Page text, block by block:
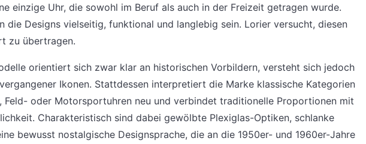
einzige Uhr, die sowohl im Beruf als auch in der Freizeit getragen wurde.
die Designs vielseitig, funktional und langlebig sein. Lorier versucht, diesen
zu übertragen.
orientiert sich zwar klar an historischen Vorbildern, versteht sich jedoch
Ikonen. Stattdessen interpretiert die Marke klassische Kategorien
Feld- oder Motorsportuhren neu und verbindet traditionelle Proportionen mit
Charakteristisch sind dabei gewölbte Plexiglas-Optiken, schlanke
bewusst nostalgische Designsprache, die an die 1950er- und 1960er-Jahre